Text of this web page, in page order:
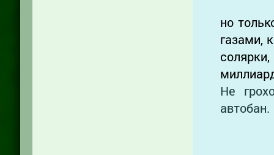
но
газами,
Не
автобан.